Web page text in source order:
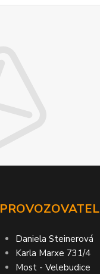
PROVOZOVATEL
Daniela Steinerová
Karla Marxe 731/4
Most - Velebudice